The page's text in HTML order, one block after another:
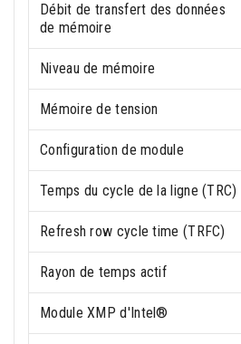
Débit de transfert des données
de mémoire
Niveau de mémoire
Mémoire de tension
Configuration de module
Temps du cycle de la ligne (TRC)
Refresh row cycle time (TRFC)
Rayon de temps actif
Module XMP d'Intel®